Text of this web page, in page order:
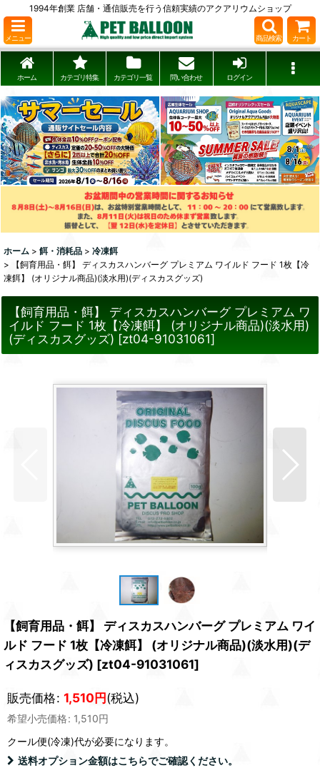
1994年創業 店舗・通信販売を行う信頼実績のアクアリウムショップ
メニュー 商品検索 カート
ホーム カテゴリ特集 カテゴリ一覧 問い合わせ ログイン
ホーム > 餌・消耗品 > 冷凍餌
>
【飼育用品・餌】 ディスカスハンバーグ プレミアム ワイルド フード 1枚【冷
凍餌】 (オリジナル商品)(淡水用)(ディスカスグッズ)
【飼育用品・餌】 ディスカスハンバーグ プレミアム ワ
イルド フード 1枚【冷凍餌】 (オリジナル商品)(淡水用)
(ディスカスグッズ) [zt04-91031061]
【飼育用品・餌】 ディスカスハンバーグ プレミアム ワイ
ルド フード 1枚【冷凍餌】 (オリジナル商品)(淡水用)(デ
ィスカスグッズ) [zt04-91031061]
販売価格: 1,510円(税込)
希望小売価格: 1,510円
クール便(冷凍)代が必要になります。
送料オプション金額はこちらでご確認ください。